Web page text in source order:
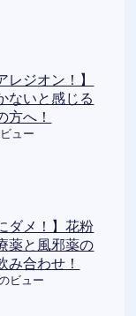
レジオン！】
ないと感じる
方へ！
ュー
ダメ！】花粉
薬と風邪薬の
み合わせ！
ビュー